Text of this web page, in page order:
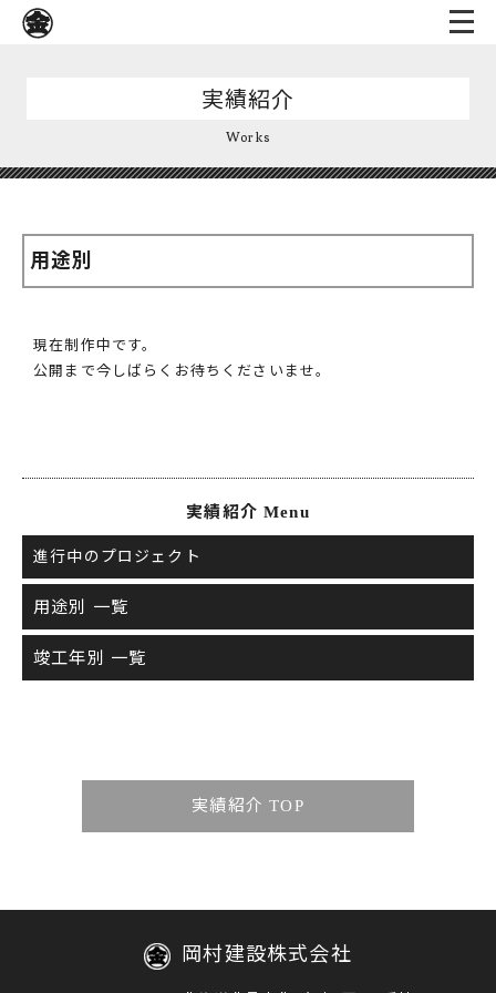
実績紹介
Works
用途別
現在制作中です。
公開まで今しばらくお待ちくださいませ。
実績紹介 Menu
進行中のプロジェクト
用途別 一覧
竣工年別 一覧
実績紹介 TOP
岡村建設株式会社